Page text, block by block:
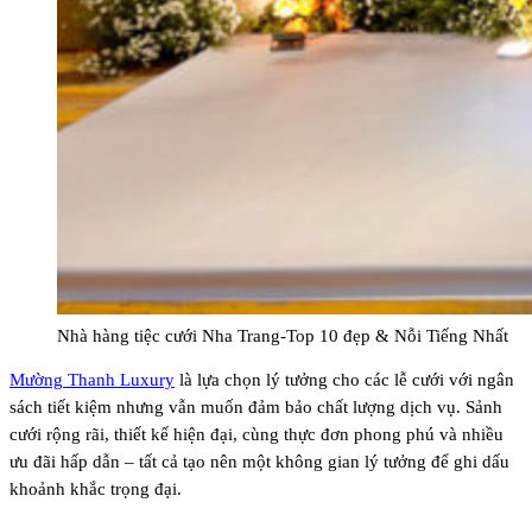
Nhà hàng tiệc cưới Nha Trang-Top 10 đẹp & Nỗi Tiếng Nhất
Mường Thanh Luxury là lựa chọn lý tưởng cho các lễ cưới với ngân
sách tiết kiệm nhưng vẫn muốn đảm bảo chất lượng dịch vụ. Sảnh
cưới rộng rãi, thiết kế hiện đại, cùng thực đơn phong phú và nhiều
ưu đãi hấp dẫn – tất cả tạo nên một không gian lý tưởng để ghi dấu
khoảnh khắc trọng đại.